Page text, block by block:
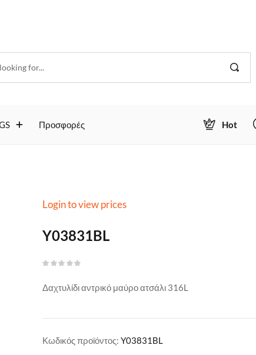
Προσφορές Hot
Login to view prices
Login to view prices
Y03831BL
Δαχτυλίδι αντρικό μαύρο ατσάλι 316L
Κωδικός προϊόντος: Y03831BL